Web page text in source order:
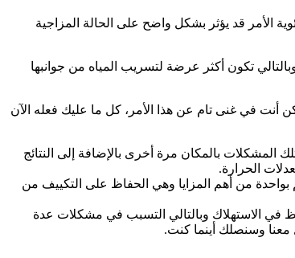
الأمر قد يؤثر بشكل واضح على الحالة المزاجية
تكون أكثر عرضة لتسريب المياه من جوانبها
أنت في غنى تام عن هذا الأمر، كل ما عليك فعله الآن
المشكلات بالمكان مرة أخرى بالإضافة إلى النتائج
الحرارة.
بواحدة من أهم المزايا وهي الحفاظ على التكييف من
في الاستهلاك وبالتالي التسبب في مشكلات عدة
وسنصلك أينما كنت.